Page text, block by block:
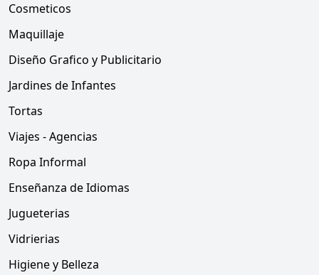
Cosmeticos
Maquillaje
Diseño Grafico y Publicitario
Jardines de Infantes
Tortas
Viajes - Agencias
Ropa Informal
Enseñanza de Idiomas
Jugueterias
Vidrierias
Higiene y Belleza